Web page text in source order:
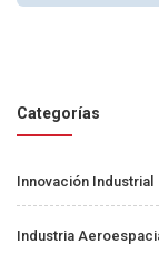
Categorías
Innovación Industrial
Industria